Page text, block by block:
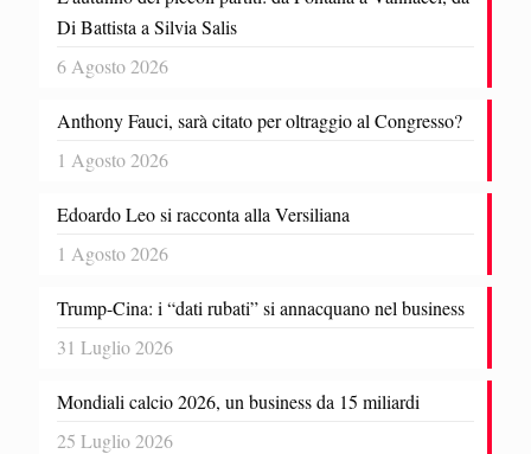
Di Battista a Silvia Salis
6 Agosto 2026
Anthony Fauci, sarà citato per oltraggio al Congresso?
1 Agosto 2026
Edoardo Leo si racconta alla Versiliana
1 Agosto 2026
Trump-Cina: i “dati rubati” si annacquano nel business
31 Luglio 2026
Mondiali calcio 2026, un business da 15 miliardi
25 Luglio 2026